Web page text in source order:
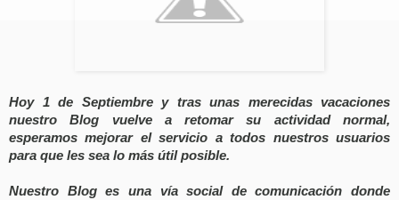
Hoy 1 de Septiembre y tras unas merecidas vacaciones
nuestro Blog vuelve a retomar su actividad normal,
esperamos mejorar el servicio a todos nuestros usuarios
para que les sea lo más útil posible.
Nuestro Blog es una vía social de comunicación donde